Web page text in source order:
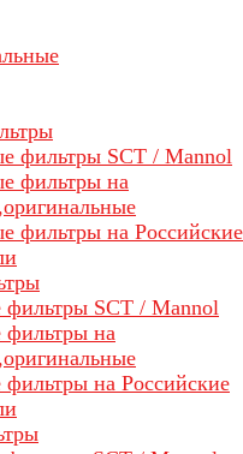
фильтры SCT / Mannol
фильтры на
фильтры на Российские
SCT / Mannol
на
на Российские